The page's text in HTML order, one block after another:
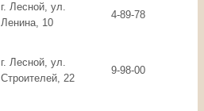
г. Лесной, ул.
Ленина, 10
4-89-78
г. Лесной, ул.
Строителей, 22
9-98-00